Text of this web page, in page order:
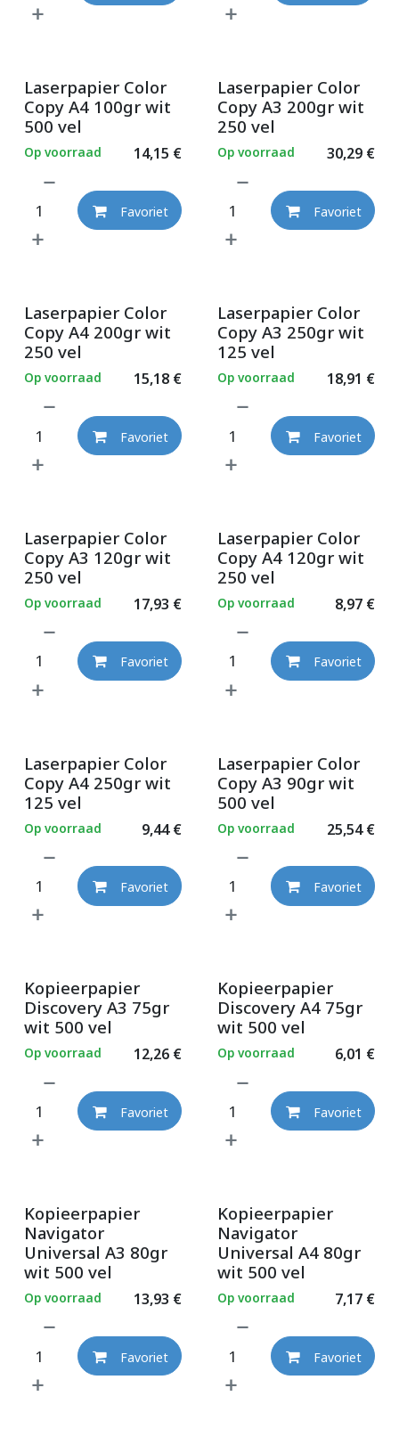
Laserpapier Color
Copy A4 100gr wit
500 vel
14,15 €
Op voorraad
Favoriet
Laserpapier Color
Copy A3 200gr wit
250 vel
30,29€
Op voorraad
Favoriet
Laserpapier Color
Copy A4 200gr wit
250 vel
15,18€
Op voorraad
Favoriet
Laserpapier Color
Copy A3 250gr wit
125 vel
18,91 €
Op voorraad
Favoriet
Laserpapier Color
Copy A3 120gr wit
250 vel
17,93 €
Op voorraad
Favoriet
Laserpapier Color
Copy A4 120gr wit
250 vel
8,97€
Op voorraad
Favoriet
Laserpapier Color
Copy A4 250gr wit
125 vel
9,44€
Op voorraad
Favoriet
Laserpapier Color
Copy A3 90gr wit
500 vel
25,54€
Op voorraad
Favoriet
Kopieerpapier
Discovery A3 75gr
wit 500 vel
12,26€
Op voorraad
Favoriet
Kopieerpapier
Discovery A4 75gr
wit 500 vel
6,01 €
Op voorraad
Favoriet
Kopieerpapier
Navigator
Universal A3 80gr
wit 500 vel
13,93 €
Op voorraad
Favoriet
Kopieerpapier
Navigator
Universal A4 80gr
wit 500 vel
7,17€
Op voorraad
Favoriet